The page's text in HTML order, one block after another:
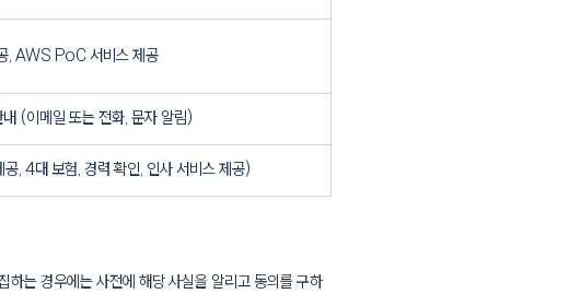
, AWS PoC 서비스 제공
(이메일 또는 전화, 문자 알림)
, 4대 보험, 경력 확인, 인사 서비스 제공)
하는 경우에는 사전에 해당 사실을 알리고 동의를 구하